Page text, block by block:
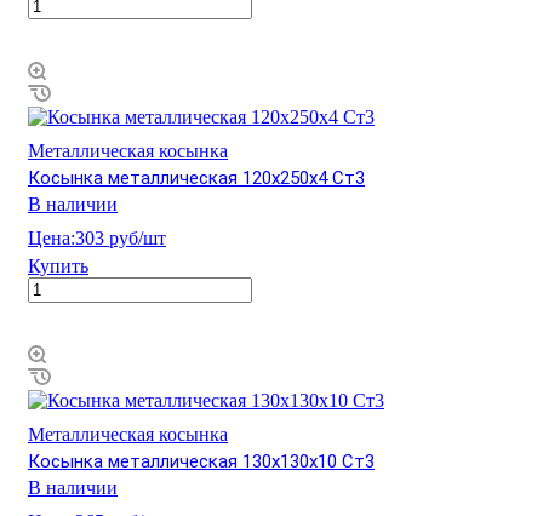
Металлическая косынка
Косынка металлическая 120х250х4 Ст3
В наличии
Цена:303 руб/шт
Купить
Металлическая косынка
Косынка металлическая 130х130х10 Ст3
В наличии